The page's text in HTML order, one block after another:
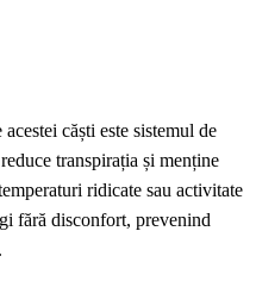
căști este sistemul de
transpirația și menține
ridicate sau activitate
fără disconfort, prevenind